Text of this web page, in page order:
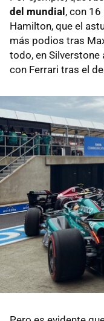
del mundial, con
Hamilton, que el
más podios tras
todo, en Silverstone
con Ferrari tras el